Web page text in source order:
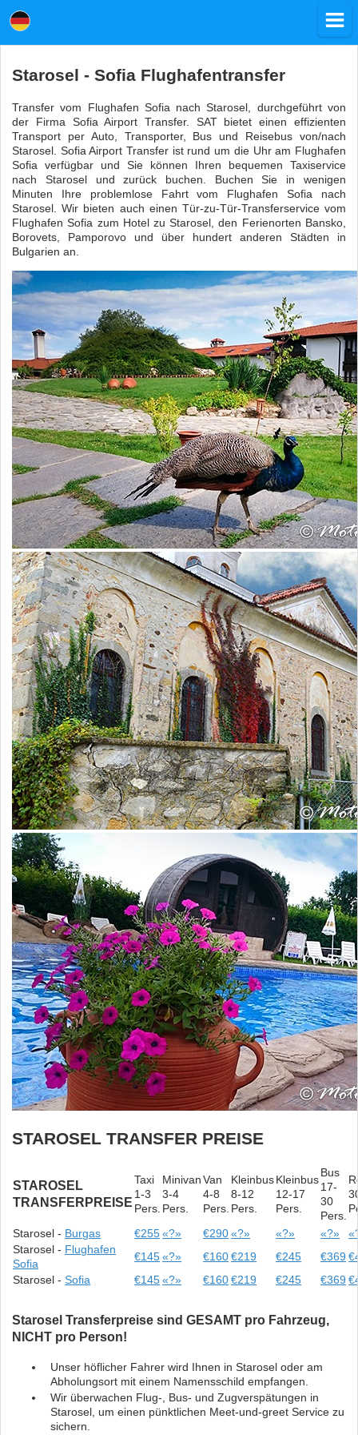
Starosel - Sofia Flughafentransfer
Transfer vom Flughafen Sofia nach Starosel, durchgeführt von
der Firma Sofia Airport Transfer. SAT bietet einen effizienten
Transport per Auto, Transporter, Bus und Reisebus von/nach
Starosel. Sofia Airport Transfer ist rund um die Uhr am Flughafen
Sofia verfügbar und Sie können Ihren bequemen Taxiservice
nach Starosel und zurück buchen. Buchen Sie in wenigen
Minuten Ihre problemlose Fahrt vom Flughafen Sofia nach
Starosel. Wir bieten auch einen Tür-zu-Tür-Transferservice vom
Flughafen Sofia zum Hotel zu Starosel, den Ferienorten Bansko,
Borovets, Pamporovo und über hundert anderen Städten in
Bulgarien an.
STAROSEL TRANSFER PREISE
STAROSEL
TRANSFERPREISE
Taxi
1-3
Pers.
Minivan
3-4
Pers.
Van
4-8
Pers.
Kleinbus
8-12
Pers.
Kleinbus
12-17
Pers.
Bus
17-
30
Pers.
Starosel - Burgas €255«?» €290«?» «?» «?»
Starosel - Flughafen
Sofia
€145«?» €160€219 €245 €369
Starosel -Sofia €145«?» €160€219 €245 €369
Starosel Transferpreise sind GESAMT pro Fahrzeug,
NICHT pro Person!
Unser höflicher Fahrer wird Ihnen in Starosel oder am
Abholungsort mit einem Namensschild empfangen.
Wir überwachen Flug-, Bus- und Zugverspätungen in
Starosel, um einen pünktlichen Meet-und-greet Service zu
sichern.